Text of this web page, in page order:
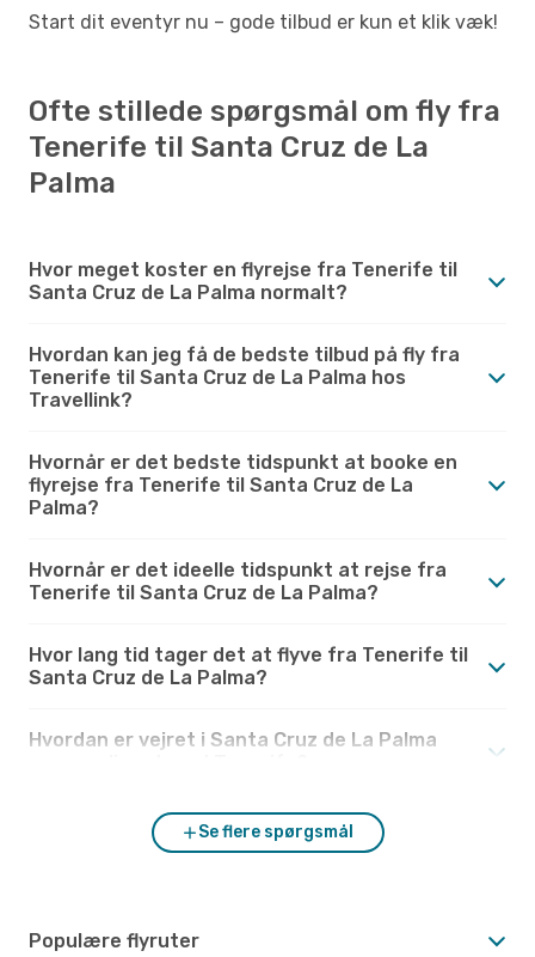
Start dit eventyr nu – gode tilbud er kun et klik væk!
Ofte stillede spørgsmål om fly fra
Tenerife til Santa Cruz de La
Palma
Hvor meget koster en flyrejse fra Tenerife til
Santa Cruz de La Palma normalt?
Hvordan kan jeg få de bedste tilbud på fly fra
Tenerife til Santa Cruz de La Palma hos
Travellink?
Hvornår er det bedste tidspunkt at booke en
flyrejse fra Tenerife til Santa Cruz de La
Palma?
Hvornår er det ideelle tidspunkt at rejse fra
Tenerife til Santa Cruz de La Palma?
Hvor lang tid tager det at flyve fra Tenerife til
Santa Cruz de La Palma?
Hvordan er vejret i Santa Cruz de La Palma
Se flere spørgsmål
Populære flyruter